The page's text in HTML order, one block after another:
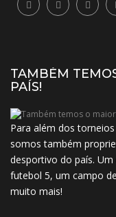
TAMBÉM
PAÍS!
Para além dos
somos também
desportivo do país.
futebol 5, um campo
muito mais!